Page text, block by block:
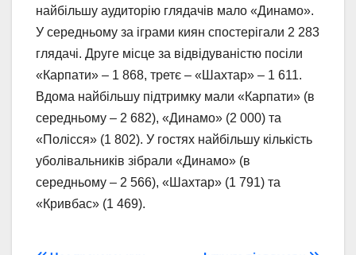
найбільшу аудиторію глядачів мало «Динамо».
У середньому за іграми киян спостерігали 2 283
глядачі. Друге місце за відвідуваністю посіли
«Карпати» – 1 868, третє – «Шахтар» – 1 611.
Вдома найбільшу підтримку мали «Карпати» (в
середньому – 2 682), «Динамо» (2 000) та
«Полісся» (1 802). У гостях найбільшу кількість
уболівальників зібрали «Динамо» (в
середньому – 2 566), «Шахтар» (1 791) та
«Кривбас» (1 469).